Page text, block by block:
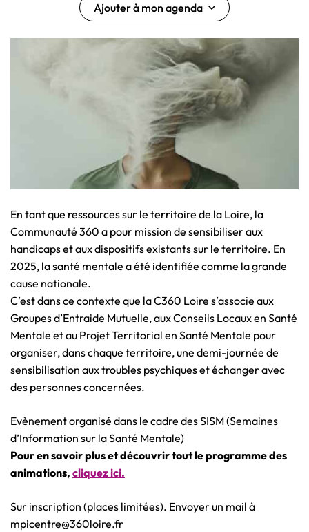
Ajouter à mon agenda
En tant que ressources sur le territoire de la Loire, la
Communauté 360 a pour mission de sensibiliser aux
handicaps et aux dispositifs existants sur le territoire. En
2025, la santé mentale a été identifiée comme la grande
cause nationale.
C’est dans ce contexte que la C360 Loire s’associe aux
Groupes d’Entraide Mutuelle, aux Conseils Locaux en Santé
Mentale et au Projet Territorial en Santé Mentale pour
organiser, dans chaque territoire, une demi-journée de
sensibilisation aux troubles psychiques et échanger avec
des personnes concernées.
Evènement organisé dans le cadre des SISM (Semaines
d’Information sur la Santé Mentale)
Pour en savoir plus et découvrir tout le programme des
animations, cliquez ici.
Sur inscription (places limitées). Envoyer un mail à
mpicentre@360loire.fr